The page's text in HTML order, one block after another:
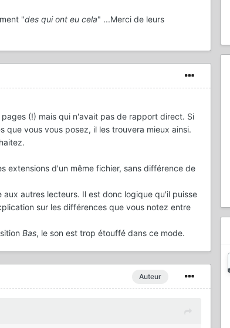
"des qui ont eu cela" ...Merci de leurs
(!) mais qui n'avait pas de rapport direct. Si
que vous vous posez, il les trouvera mieux ainsi.
extensions d'un même fichier, sans différence de
autres lecteurs. Il est donc logique qu'il puisse
sur les différences que vous notez entre
Bas, le son est trop étouffé dans ce mode.
Auteur